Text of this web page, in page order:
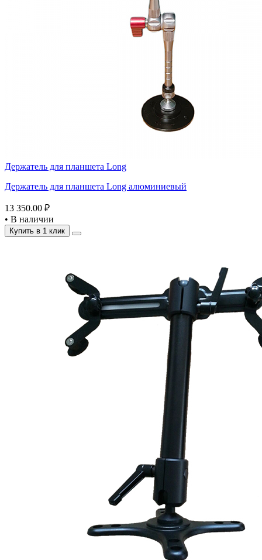
Держатель для планшета Long
Держатель для планшета Long алюминиевый
13 350.00 ₽
• В наличии
Купить в 1 клик